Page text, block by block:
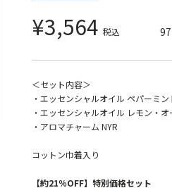
¥3,564 税込 97
＜セット内容＞
・エッセンシャルオイル ペパーミン
・エッセンシャルオイル レモン・オ
・アロマチャーム NYR
コットン巾着入り
【約21％OFF】特別価格セット